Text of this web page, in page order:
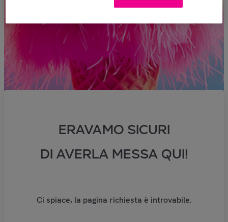
ERAVAMO SICURI
DI AVERLA MESSA QUI!
Ci spiace, la pagina richiesta è introvabile.